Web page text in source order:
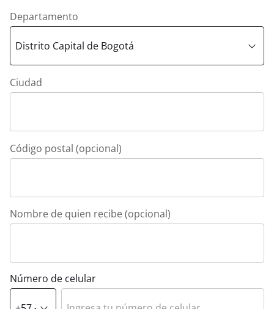
Departamento
Ciudad
Código postal (opcional)
Nombre de quien recibe (opcional)
Número de celular